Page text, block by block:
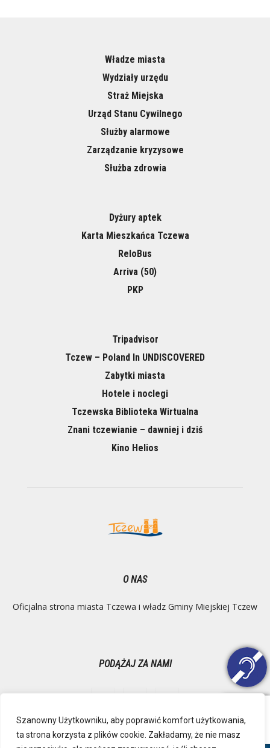
Szanowny Użytkowniku, aby poprawić komfort użytkowania,
ta strona korzysta z plików cookie. Zakładamy, że nie masz
Władze miasta
Wydziały urzędu
Straż Miejska
Urząd Stanu Cywilnego
Służby alarmowe
Zarządzanie kryzysowe
Służba zdrowia
Dyżury aptek
Karta Mieszkańca Tczewa
ReloBus
Arriva (50)
PKP
Tripadvisor
Tczew – Poland In UNDISCOVERED
Zabytki miasta
Hotele i noclegi
Tczewska Biblioteka Wirtualna
Znani tczewianie – dawniej i dziś
Kino Helios
O NAS
Oficjalna strona miasta Tczewa i władz Gminy Miejskiej Tczew
PODĄŻAJ ZA NAMI
Ochrona danych osobowych Inspektor Danych Osobowych